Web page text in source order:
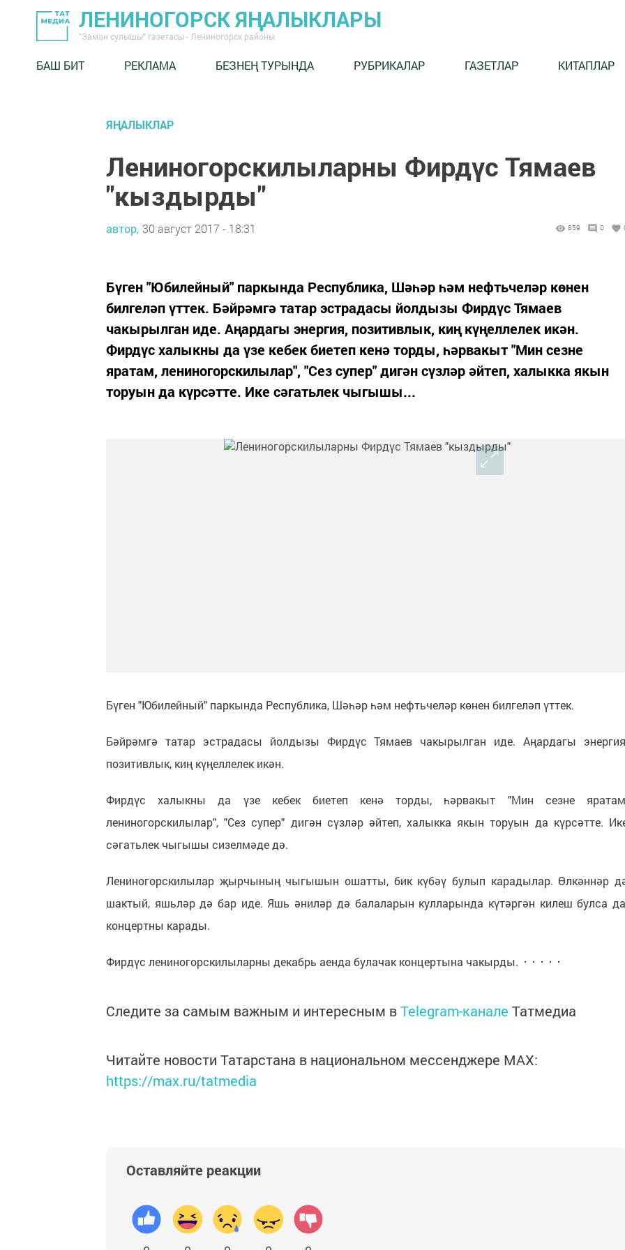
ЛЕНИНОГОРСК ЯҢАЛЫКЛАРЫ
"Заман сулышы" газетасы - Лениногорск районы
БАШ БИТ РЕКЛАМА БЕЗНЕҢ ТУРЫНДА РУБРИКАЛАР ГАЗЕТЛАР КИТАПЛАР
ЯҢАЛЫКЛАР
Лениногорскилыларны Фирдүс Тямаев
"кыздырды"
автор, 30 август 2017 - 18:31 859 0
Бүген "Юбилейный" паркында Республика, Шәһәр һәм нефтьчеләр көнен
билгеләп үттек. Бәйрәмгә татар эстрадасы йолдызы Фирдүс Тямаев
чакырылган иде. Аңардагы энергия, позитивлык, киң күңеллелек икән.
Фирдүс халыкны да үзе кебек биетеп кенә торды, һәрвакыт "Мин сезне
яратам, лениногорскилылар", "Сез супер" дигән сүзләр әйтеп, халыкка якын
торуын да күрсәтте. Ике сәгатьлек чыгышы...
Бүген "Юбилейный" паркында Республика, Шәһәр һәм нефтьчеләр көнен билгеләп үттек.
Бәйрәмгә татар эстрадасы йолдызы Фирдүс Тямаев чакырылган иде. Аңардагы
позитивлык, киң күңеллелек икән.
Фирдүс халыкны да үзе кебек биетеп кенә торды, һәрвакыт "Мин сезне
лениногорскилылар", "Сез супер" дигән сүзләр әйтеп, халыкка якын торуын да күрсәтте.
сәгатьлек чыгышы сизелмәде дә.
Лениногорскилылар җырчының чыгышын ошатты, бик күбәү булып карадылар. Өлкәннәр
шактый, яшьләр дә бар иде. Яшь әниләр дә балаларын кулларында күтәргән килеш булса
концертны карады.
Фирдүс лениногорскилыларны декабрь аенда булачак концертына чакырды.
Следите за самым важным и интересным вTelegram-канале Татмедиа
Читайте новости Татарстана в национальном мессенджере MАХ:
https://max.ru/tatmedia
Оставляйте реакции